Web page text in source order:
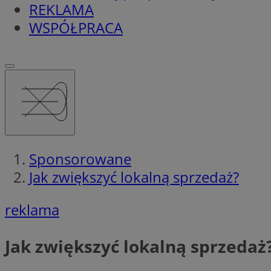
REKLAMA
WSPÓŁPRACA
Sponsorowane
Jak zwiększyć lokalną sprzedaż?
reklama
Jak zwiększyć lokalną